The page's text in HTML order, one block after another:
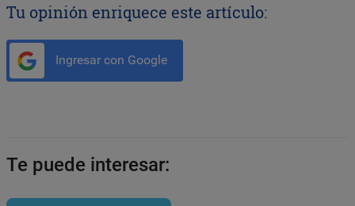
Tu opinión enriquece este artículo:
Ingresar con Google
Te puede interesar: